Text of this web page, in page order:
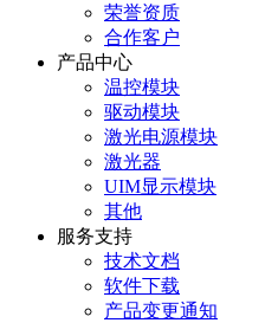
荣誉资质
合作客户
产品中心
温控模块
驱动模块
激光电源模块
激光器
UIM显示模块
其他
服务支持
技术文档
软件下载
产品变更通知